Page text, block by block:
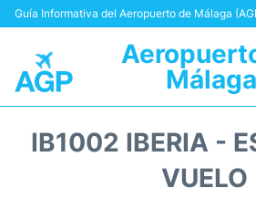
Guía Informativa del Aeropuerto de Málaga
Málaga
IB1002 IBERIA -
VUELO